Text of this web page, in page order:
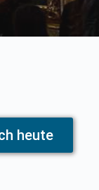
heute